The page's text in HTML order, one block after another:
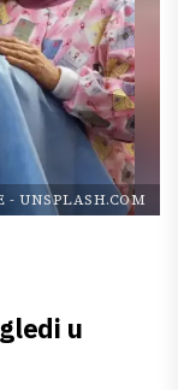
- UNSPLASH.COM
u